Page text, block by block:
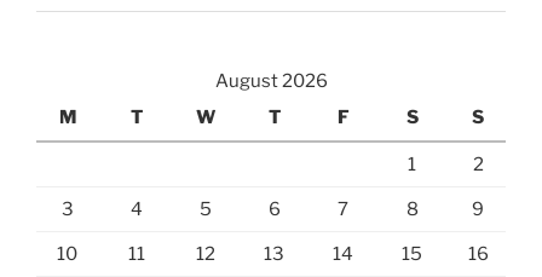
August 2026
M
T W T F S S
1 2
3 4 5 6 7 8 9
10 11 12 13 14 15 16